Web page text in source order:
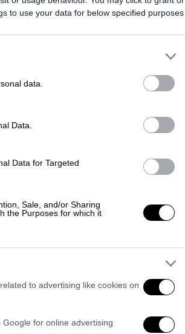
to use your data for below specified purposes
data.
Data.
Data for Targeted
Sale, and/or Sharing
the Purposes for which it
to advertising like cookies on
for online advertising
του
στους νέους να
πρόσβαση στα
άμβλωσης, βίας ή
δικαιώματα στο
σε μια σύγχρονη,
τη Γαλλία
(πίσω από το
ηλικία
στην Ευρώπη